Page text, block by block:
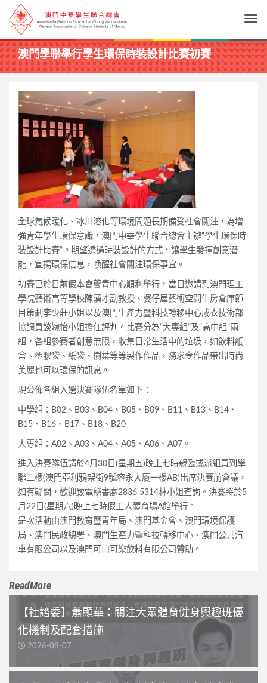
澳門學聯舉行學生環保時裝設計比賽初賽
全球氣候暖化、冰川溶化等環境問題長期備受社會關注，為增
強青年學生環保意識，澳門中華學生聯合總會主辦“學生環保時
裝設計比賽”。期望透過時裝設計的方式，讓學生發揮創意潛
能，宣揚環保信息，喚醒社會關注環保事宜。
初賽已於日前假本會薈青中心順利舉行，當日邀請到澳門理工
學院藝術高等學校陳漢才副教授、婆仔屋藝術空間牛房倉庫節
目策劃李少莊小姐以及澳門生產力暨科技轉移中心成衣技術部
協調員談婉怡小姐擔任評判。比賽分為“大專組”及“高中組”兩
組，各組參賽者創意無限，收集日常生活中的垃圾，如飲料紙
盒、塑膠袋、紙袋、樹葉等等製作作品，務求令作品帶出時尚
美麗也可以環保的訊息。
現公佈各組入選決賽隊伍名單如下：
中學組：B02、B03、B04、B05、B09、B11、B13、B14、
B15、B16、B17、B18、B20
大專組：A02、A03、A04、A05、A06、A07。
進入決賽隊伍請於4月30日(星期五)晚上七時親臨或派組員到學
聯二樓(澳門亞利鴉架街9號容永大廈一樓AB)出席決賽前會議，
如有疑問，歡迎致電秘書處2836 5314林小姐查詢。決賽將於5
月22日(星期六)晚上七時假工人體育場A館舉行。
是次活動由澳門教育暨青年局、澳門基金會、澳門環境保護
局、澳門民政總署、澳門生產力暨科技轉移中心、澳門公共汽
車有限公司以及澳門可口可樂飲料有限公司贊助。
ReadMore
【社諮委】蕭顯華：關注大眾體育健身興趣班優
化機制及配套措施
2026-08-07